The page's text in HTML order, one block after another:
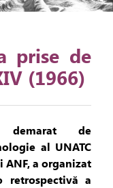
prise de
(1966)
demarat de
al UNATC
ANF, a organizat
retrospectivă a